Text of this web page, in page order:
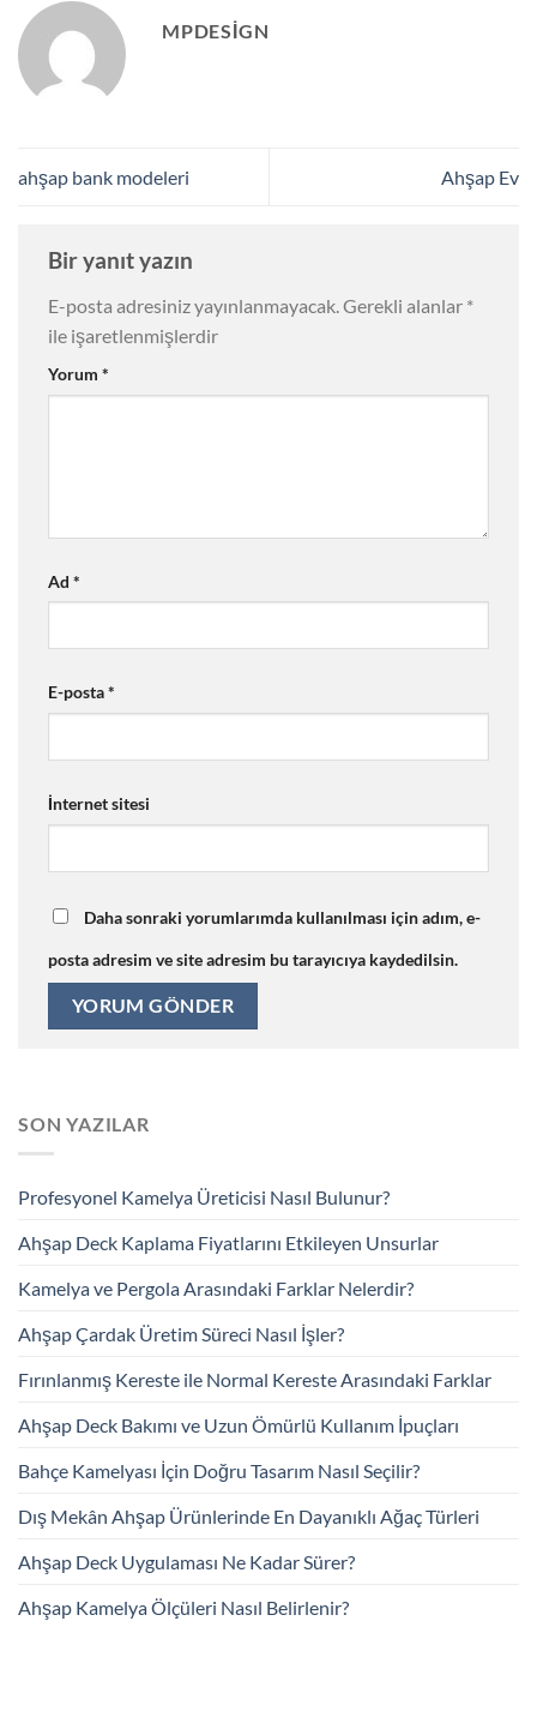
MPDESIGN
ahşap bank modeleri Ahşap Ev
Bir yanıt yazın
E-posta adresiniz yayınlanmayacak. Gerekli alanlar *
ile işaretlenmişlerdir
Yorum *
Ad *
E-posta*
İnternet sitesi
Daha sonraki yorumlarımda kullanılması için adım, e-
posta adresim ve site adresim bu tarayıcıya kaydedilsin.
SON YAZILAR
Profesyonel Kamelya Üreticisi Nasıl Bulunur?
Ahşap Deck Kaplama Fiyatlarını Etkileyen Unsurlar
Kamelya ve Pergola Arasındaki Farklar Nelerdir?
Ahşap Çardak Üretim Süreci Nasıl İşler?
Fırınlanmış Kereste ile Normal Kereste Arasındaki Farklar
Ahşap Deck Bakımı ve Uzun Ömürlü Kullanım İpuçları
Bahçe Kamelyası İçin Doğru Tasarım Nasıl Seçilir?
Dış Mekân Ahşap Ürünlerinde En Dayanıklı Ağaç Türleri
Ahşap Deck Uygulaması Ne Kadar Sürer?
Ahşap Kamelya Ölçüleri Nasıl Belirlenir?